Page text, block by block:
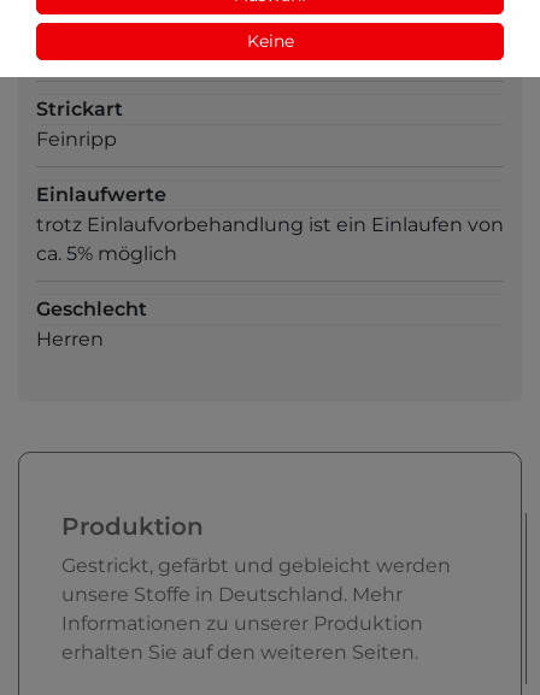
Ausschnitt
V-Ausschnitt
Strickart
Feinripp
Einlaufwerte
trotz Einlaufvorbehandlung ist ein Einlaufen von
ca. 5% möglich
Geschlecht
Herren
Produktion
Gestrickt, gefärbt und gebleicht werden
unsere Stoffe in Deutschland. Mehr
Informationen zu unserer Produktion
erhalten Sie auf den weiteren Seiten.
Keine